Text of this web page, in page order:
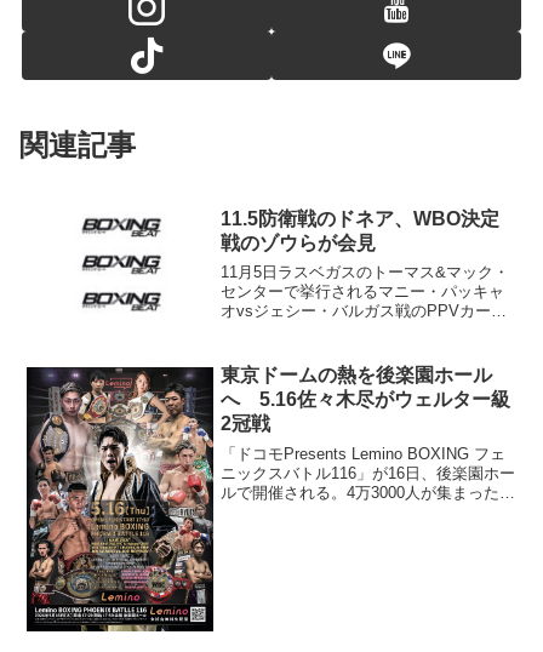
関連記事
11.5防衛戦のドネア、WBO決定
戦のゾウらが会見
11月5日ラスベガスのトーマス&マック・
センターで挙行されるマニー・パッキャ
オvsジェシー・バルガス戦のPPVカード
タウン、LAライブ内のザ・コンガ・ルー
ムで開催さ...
東京ドームの熱を後楽園ホール
へ 5.16佐々木尽がウェルター級
2冠戦
「ドコモPresents Lemino BOXING フェ
ニックスバトル116」が16日、後楽園ホー
ルで開催される。4万3000人が集まった6